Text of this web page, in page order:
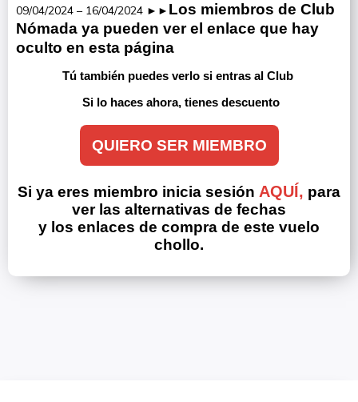
09/04/2024 – 16/04/2024 ►► Los miembros de Club
Nómada ya pueden ver el enlace que hay
oculto en esta página
Tú también puedes verlo si entras al Club
Si lo haces ahora, tienes descuento
QUIERO SER MIEMBRO
Si ya eres miembro inicia sesión AQUÍ, para
ver las alternativas de fechas
y los enlaces de compra de este vuelo
chollo.